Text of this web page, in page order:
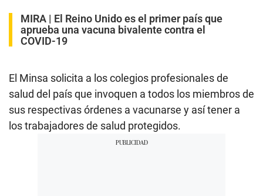
MIRA | El Reino Unido es el primer país que
aprueba una vacuna bivalente contra el
COVID-19
El Minsa solicita a los colegios profesionales de
salud del país que invoquen a todos los miembros de
sus respectivas órdenes a vacunarse y así tener a
los trabajadores de salud protegidos.